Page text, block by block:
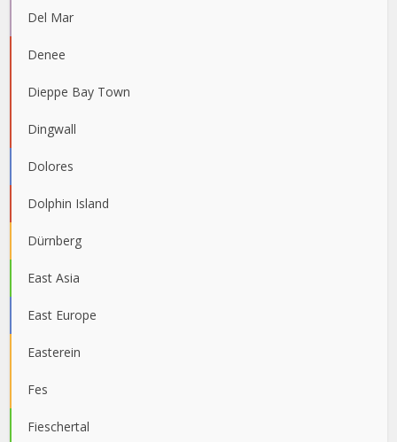
Del Mar
Denee
Dieppe Bay Town
Dingwall
Dolores
Dolphin Island
Dürnberg
East Asia
East Europe
Easterein
Fes
Fieschertal